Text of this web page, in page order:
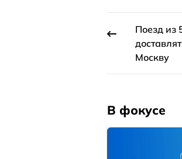
Поезд из
Москву
В фокусе